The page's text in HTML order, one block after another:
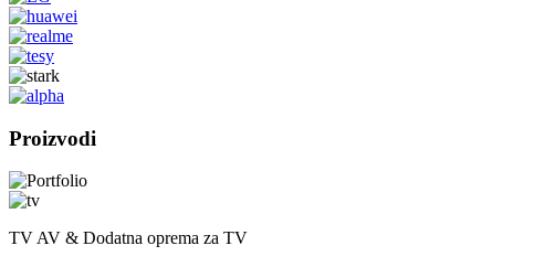
Proizvodi
TV AV & Dodatna oprema za TV